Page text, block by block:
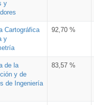
y
Cartográfica
y
92,70 %
de la
y de
de Ingeniería
83,57 %